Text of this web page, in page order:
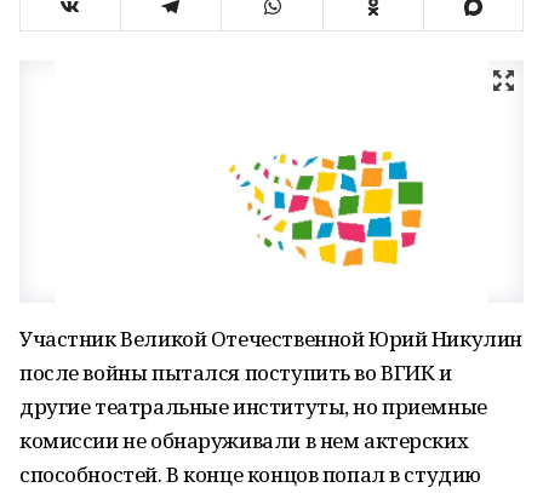
Участник Великой Отечественной Юрий Никулин
после войны пытался поступить во ВГИК и
другие театральные институты, но приемные
комиссии не обнаруживали в нем актерских
способностей. В конце концов попал в студию